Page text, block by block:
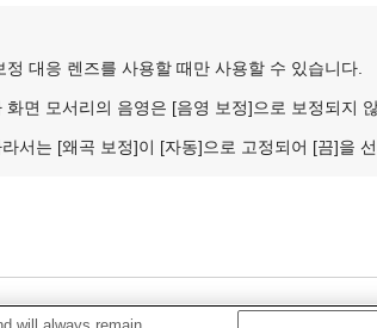
정 대응 렌즈를 사용할 때만 사용할 수 있습니다.
화면 모서리의 음영은 [음영 보정]으로 보정되지
서는 [왜곡 보정]이 [자동]으로 고정되어 [끔]을